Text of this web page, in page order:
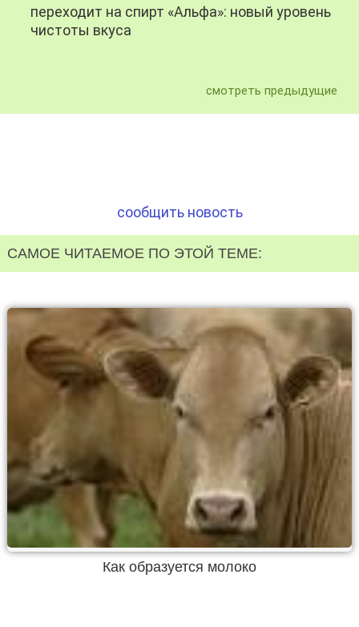
переходит на спирт «Альфа»: новый уровень
чистоты вкуса
смотреть предыдущие
сообщить новость
САМОЕ ЧИТАЕМОЕ ПО ЭТОЙ ТЕМЕ:
Как образуется молоко